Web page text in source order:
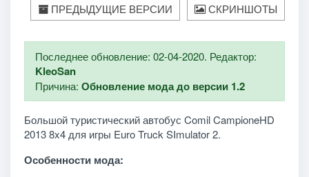
ПРЕДЫДУЩИЕ ВЕРСИИ
СКРИНШОТЫ
Последнее обновление: 02-04-2020. Редактор:
KleoSan
Причина: Обновление мода до версии 1.2
Большой туристический автобус Comil CampioneHD
2013 8x4 для игры Euro Truck SImulator 2.
Особенности мода: